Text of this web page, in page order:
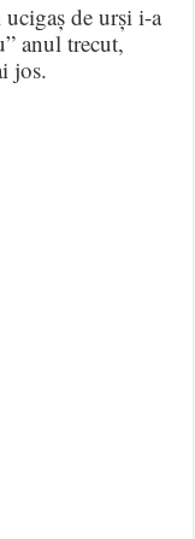
de urși i-a
anul trecut,
jos.